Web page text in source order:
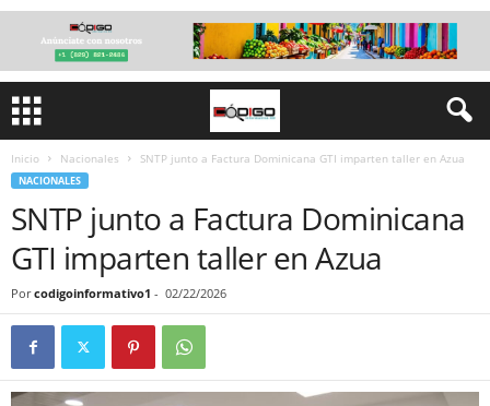
Inicio Nacionales SNTP junto a Factura Dominicana GTI imparten taller en Azua
NACIONALES
SNTP junto a Factura Dominicana
GTI imparten taller en Azua
Por codigoinformativo1 - 02/22/2026